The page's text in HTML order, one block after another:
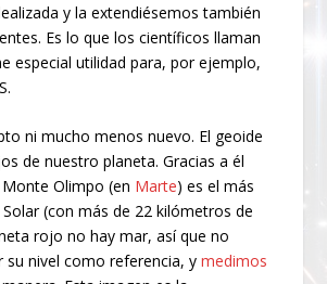
y la extendiésemos también
Es lo que los científicos llaman
especial utilidad para, por ejemplo,
ni mucho menos nuevo. El geoide
de nuestro planeta. Gracias a él
Olimpo (en Marte) es el más
(con más de 22 kilómetros de
rojo no hay mar, así que no
su nivel como referencia, ymedimos